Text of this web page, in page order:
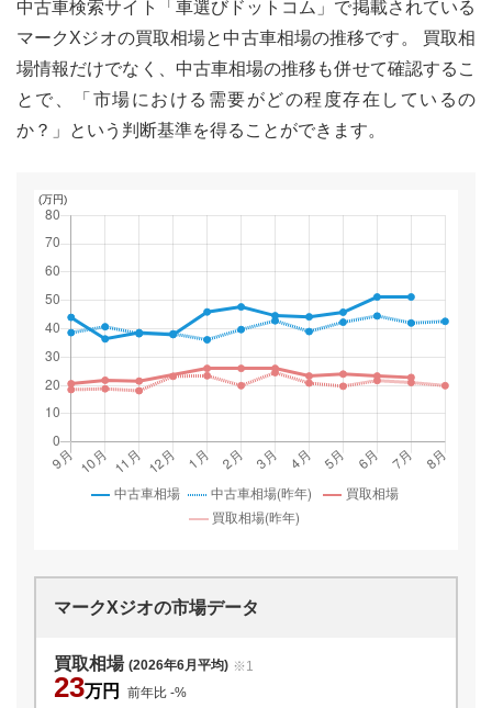
中古車検索サイト「車選びドットコム」で掲載されている
マークXジオの買取相場と中古車相場の推移です。 買取相
場情報だけでなく、中古車相場の推移も併せて確認するこ
とで、「市場における需要がどの程度存在しているの
か？」という判断基準を得ることができます。
マークXジオの市場データ
買取相場 (2026年6月平均) ※1
23万円 前年比 -%